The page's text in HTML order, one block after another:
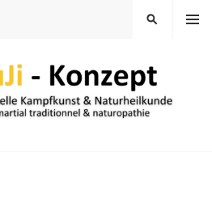
MENÜ
SUCHEN